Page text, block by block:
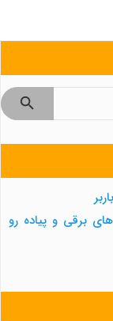
های برقی و پیاده رو